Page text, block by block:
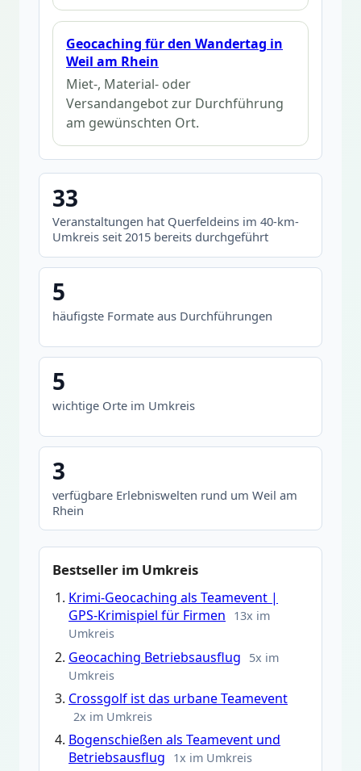
Geocaching für den Wandertag in
Weil am Rhein
Miet-, Material- oder
Versandangebot zur Durchführung
am gewünschten Ort.
33
Veranstaltungen hat Querfeldeins im 40-km-
Umkreis seit 2015 bereits durchgeführt
5
häufigste Formate aus Durchführungen
5
wichtige Orte im Umkreis
3
verfügbare Erlebniswelten rund um Weil am
Rhein
Bestseller im Umkreis
Krimi-Geocaching als Teamevent |
GPS-Krimispiel für Firmen
13x im
Umkreis
Geocaching Betriebsausflug
5x im
Umkreis
Crossgolf ist das urbane Teamevent
2x im Umkreis
Bogenschießen als Teamevent und
Betriebsausflug
1x im Umkreis